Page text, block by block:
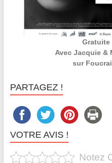
Gratuite
Avec Jacquie &
sur
PARTAGEZ !
VOTRE AVIS !
Notez